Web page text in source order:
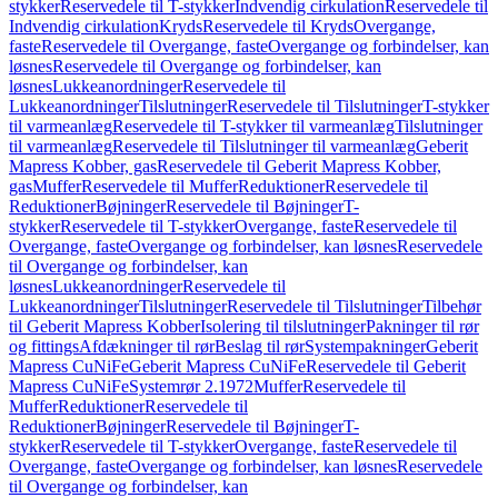
stykkerReservedele til T-stykkerIndvendig cirkulationReservedele til
Indvendig cirkulationKrydsReservedele til KrydsOvergange,
fasteReservedele til Overgange, fasteOvergange og forbindelser, kan
løsnesReservedele til Overgange og forbindelser, kan
løsnesLukkeanordningerReservedele til
LukkeanordningerTilslutningerReservedele til TilslutningerT-stykker
til varmeanlægReservedele til T-stykker til varmeanlægTilslutninger
til varmeanlægReservedele til Tilslutninger til varmeanlægGeberit
Mapress Kobber, gasReservedele til Geberit Mapress Kobber,
gasMufferReservedele til MufferReduktionerReservedele til
ReduktionerBøjningerReservedele til BøjningerT-
stykkerReservedele til T-stykkerOvergange, fasteReservedele til
Overgange, fasteOvergange og forbindelser, kan løsnesReservedele
til Overgange og forbindelser, kan
løsnesLukkeanordningerReservedele til
LukkeanordningerTilslutningerReservedele til TilslutningerTilbehør
til Geberit Mapress KobberIsolering til tilslutningerPakninger til rør
og fittingsAfdækninger til rørBeslag til rørSystempakningerGeberit
Mapress CuNiFeGeberit Mapress CuNiFeReservedele til Geberit
Mapress CuNiFeSystemrør 2.1972MufferReservedele til
MufferReduktionerReservedele til
ReduktionerBøjningerReservedele til BøjningerT-
stykkerReservedele til T-stykkerOvergange, fasteReservedele til
Overgange, fasteOvergange og forbindelser, kan løsnesReservedele
til Overgange og forbindelser, kan